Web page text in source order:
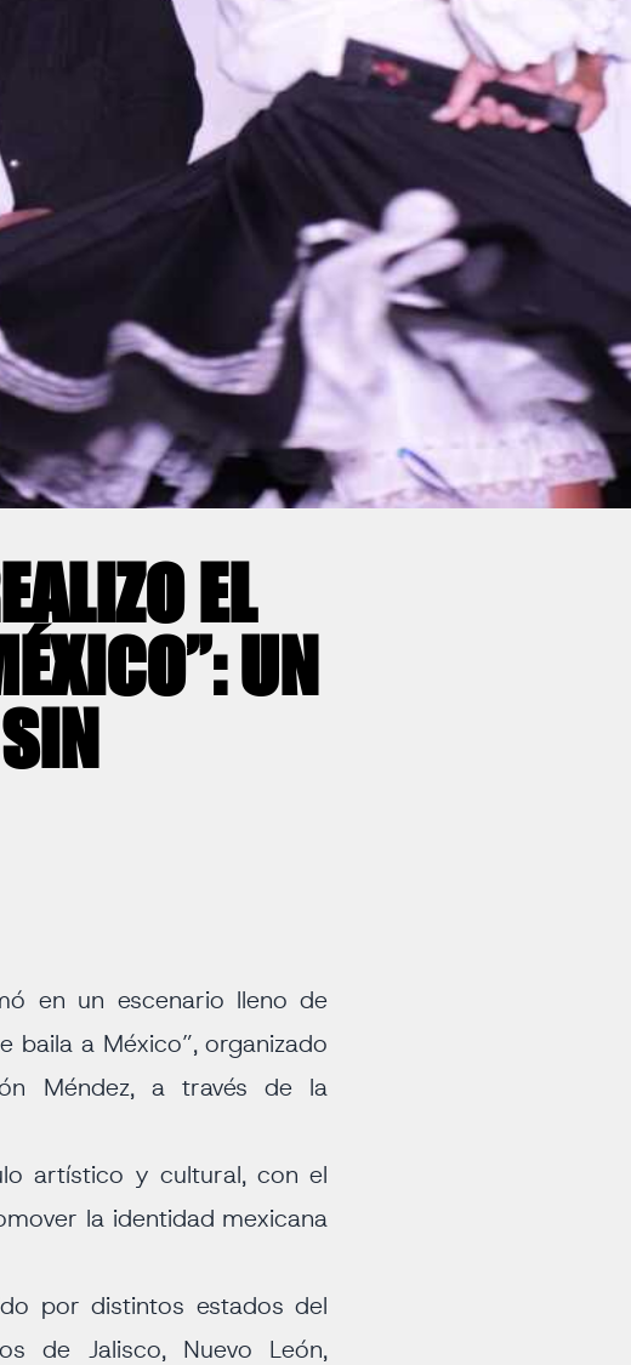
EL
UN
en un escenario lleno de
baila a México”, organizado
Méndez, a través de la
artístico y cultural, con el
la identidad mexicana
por distintos estados del
de Jalisco, Nuevo León,